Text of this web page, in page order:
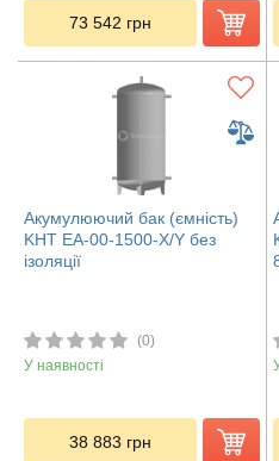
73 542 грн
Акумулюючий бак (ємність)
KHT ЕА-00-1500-X/Y без
ізоляції
(0)
У наявності
38 883 грн